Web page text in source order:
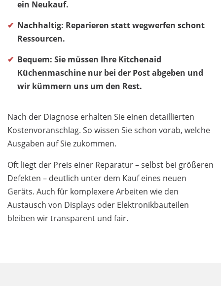
ein Neukauf.
Nachhaltig: Reparieren statt wegwerfen schont
Ressourcen.
Bequem: Sie müssen Ihre Kitchenaid
Küchenmaschine nur bei der Post abgeben und
wir kümmern uns um den Rest.
Nach der Diagnose erhalten Sie einen detaillierten
Kostenvoranschlag. So wissen Sie schon vorab, welche
Ausgaben auf Sie zukommen.
Oft liegt der Preis einer Reparatur – selbst bei größeren
Defekten – deutlich unter dem Kauf eines neuen
Geräts. Auch für komplexere Arbeiten wie den
Austausch von Displays oder Elektronikbauteilen
bleiben wir transparent und fair.